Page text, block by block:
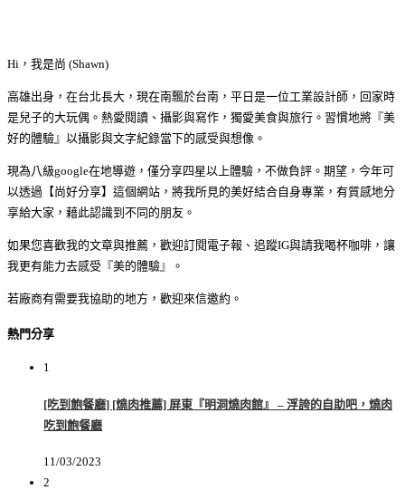
Hi，我是尚 (Shawn)
高雄出身，在台北長大，現在南飄於台南，平日是一位工業設計師，回家時
是兒子的大玩偶。熱愛閱讀、攝影與寫作，獨愛美食與旅行。習慣地將『美
好的體驗』以攝影與文字紀錄當下的感受與想像。
現為八級google在地導遊，僅分享四星以上體驗，不做負評。期望，今年可
以透過【尚好分享】這個網站，將我所見的美好結合自身專業，有質感地分
享給大家，藉此認識到不同的朋友。
如果您喜歡我的文章與推薦，歡迎訂閱電子報、追蹤IG與請我喝杯咖啡，讓
我更有能力去感受『美的體驗』。
若廠商有需要我協助的地方，歡迎來信邀約。
熱門分享
1
[吃到飽餐廳] [燒肉推薦] 屏東『明洞燒肉館』 – 浮誇的自助吧，燒肉
吃到飽餐廳
11/03/2023
2